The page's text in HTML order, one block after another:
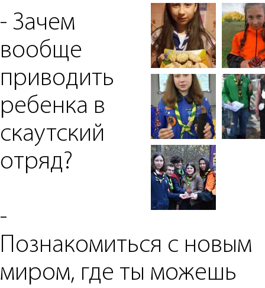
- Зачем
вообще
приводить
ребенка в
скаутский
отряд?
-
Познакомиться с новым
миром, где ты можешь